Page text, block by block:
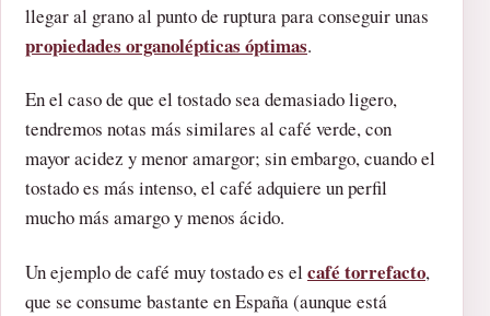
llegar al grano al punto de ruptura para conseguir unas
propiedades organolépticas óptimas.
En el caso de que el tostado sea demasiado ligero,
tendremos notas más similares al café verde, con
mayor acidez y menor amargor; sin embargo, cuando el
tostado es más intenso, el café adquiere un perfil
mucho más amargo y menos ácido.
Un ejemplo de café muy tostado es el café torrefacto,
que se consume bastante en España (aunque está